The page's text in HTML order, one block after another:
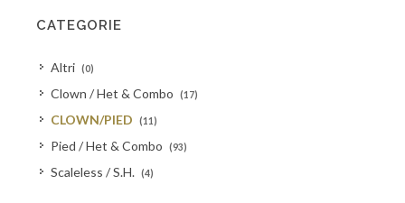
CATEGORIE
Altri (0)
Clown / Het & Combo (17)
CLOWN/PIED (11)
Pied / Het & Combo (93)
Scaleless / S.H. (4)